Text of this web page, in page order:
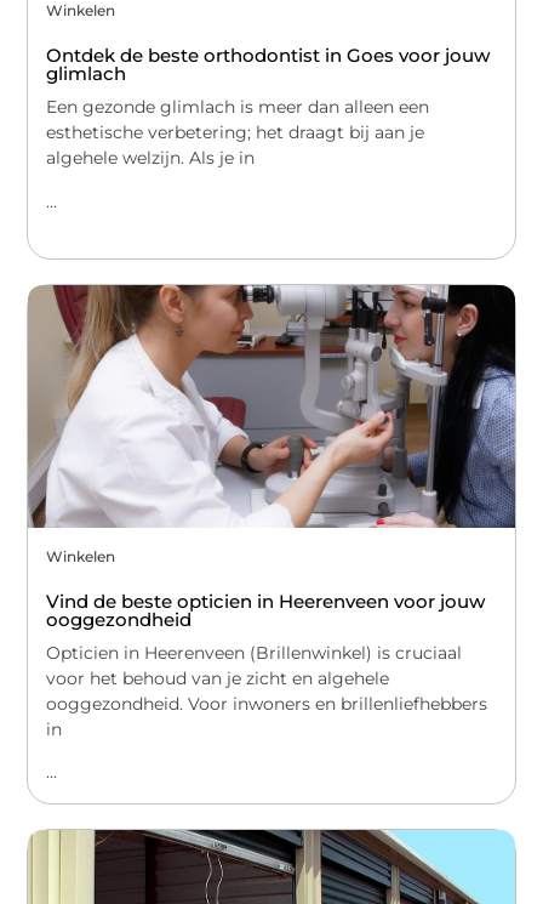
Winkelen
Ontdek de beste orthodontist in Goes voor jouw
glimlach
Een gezonde glimlach is meer dan alleen een
esthetische verbetering; het draagt bij aan je
algehele welzijn. Als je in
...
Winkelen
Vind de beste opticien in Heerenveen voor jouw
ooggezondheid
Opticien in Heerenveen (Brillenwinkel) is cruciaal
voor het behoud van je zicht en algehele
ooggezondheid. Voor inwoners en brillenliefhebbers
in
...